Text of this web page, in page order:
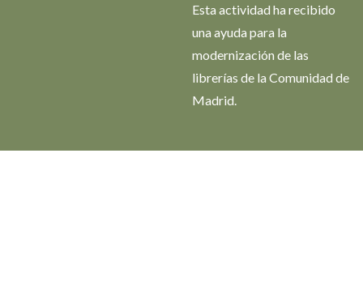
Esta actividad ha recibido
una ayuda para la
modernización de las
librerías de la Comunidad de
Madrid.